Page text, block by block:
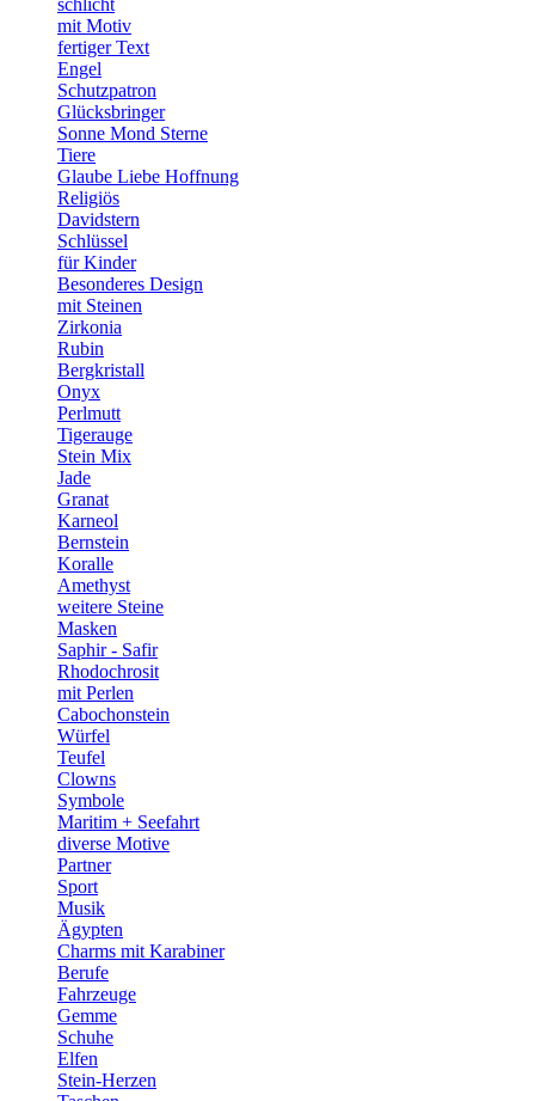
mit Motiv
fertiger Text
Engel
Schutzpatron
Glücksbringer
Sonne Mond Sterne
Tiere
Glaube Liebe Hoffnung
Religiös
Davidstern
Schlüssel
für Kinder
Besonderes Design
mit Steinen
Zirkonia
Rubin
Bergkristall
Onyx
Perlmutt
Tigerauge
Stein Mix
Jade
Granat
Karneol
Bernstein
Koralle
Amethyst
weitere Steine
Masken
Saphir - Safir
Rhodochrosit
mit Perlen
Cabochonstein
Würfel
Teufel
Clowns
Symbole
Maritim + Seefahrt
diverse Motive
Partner
Sport
Musik
Ägypten
Charms mit Karabiner
Berufe
Fahrzeuge
Gemme
Schuhe
Elfen
Stein-Herzen